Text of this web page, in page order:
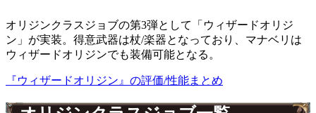
オリジンクラスジョブの第3弾として「ウィザードオリジ
ン」が実装。得意武器は杖/楽器となっており、マナベリは
ウィザードオリジンでも装備可能となる。
『ウィザードオリジン』の評価/性能まとめ